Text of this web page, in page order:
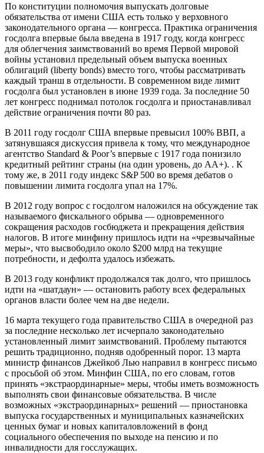
По конституции полномочия выпускать долговые
обязательства от имени США есть только у верховного
законодательного органа — конгресса. Практика ограничения
госдолга впервые была введена в 1917 году, когда конгресс
для облегчения заимствований во время Первой мировой
войны установил предельный объем выпуска военных
облигаций (liberty bonds) вместо того, чтобы рассматривать
каждый транш в отдельности. В современном виде лимит
госдолга был установлен в июне 1939 года. За последние 50
лет конгресс поднимал потолок госдолга и приостанавливал
действие ограничения почти 80 раз.
В 2011 году госдолг США впервые превысил 100% ВВП, а
затянувшаяся дискуссия привела к тому, что международное
агентство Standard & Poor’s впервые с 1917 года понизило
кредитный рейтинг страны (на один уровень, до АА+). . К
тому же, в 2011 году индекс S&P 500 во время дебатов о
повышении лимита госдолга упал на 17%.
В 2012 году вопрос с госдолгом наложился на обсуждение так
называемого фискального обрыва — одновременного
сокращения расходов госбюджета и прекращения действия
налогов. В итоге минфину пришлось идти на «чрезвычайные
меры», что высвободило около $200 млрд на текущие
потребности, и дефолта удалось избежать.
В 2013 году конфликт продолжался так долго, что пришлось
идти на «шатдаун» — остановить работу всех федеральных
органов власти более чем на две недели.
16 марта текущего года правительство США в очередной раз
за последние несколько лет исчерпало законодательно
установленный лимит заимствований. Проблему пытаются
решить традиционно, подняв одобренный порог. 13 марта
министр финансов Джейкоб Лью направил в конгресс письмо
с просьбой об этом. Минфин США, по его словам, готов
принять «экстраординарные» меры, чтобы иметь возможность
выполнять свои финансовые обязательства. В числе
возможных «экстраординарных» решений — приостановка
выпуска государственных и муниципальных казначейских
ценных бумаг и новых капиталовложений в фонд
социального обеспечения по выходе на пенсию и по
инвалидности для госслужащих.